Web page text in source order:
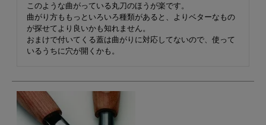
このような曲がっている丸刀のほうが楽です。
曲がり方ももっといろいろ種類があると、よりベターなもの
が探せてより良いかも知れません。
おまけで付いてくる蓋は曲がりに対応してないので、使って
いるうちに穴が開くかも。